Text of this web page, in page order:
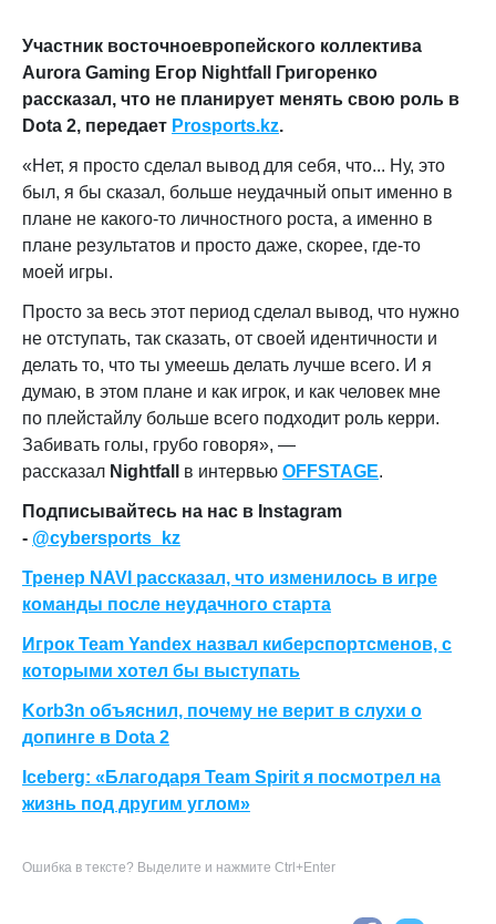
Участник восточноевропейского коллектива
Aurora Gaming Егор Nightfall Григоренко
рассказал, что не планирует менять свою роль в
Dota 2, передает Prosports.kz.
«Нет, я просто сделал вывод для себя, что... Ну, это
был, я бы сказал, больше неудачный опыт именно в
плане не какого-то личностного роста, а именно в
плане результатов и просто даже, скорее, где-то
моей игры.
Просто за весь этот период сделал вывод, что нужно
не отступать, так сказать, от своей идентичности и
делать то, что ты умеешь делать лучше всего. И я
думаю, в этом плане и как игрок, и как человек мне
по плейстайлу больше всего подходит роль керри.
Забивать голы, грубо говоря», —
рассказал Nightfall в интервью OFFSTAGE.
Подписывайтесь на нас в Instagram
- @cybersports_kz
Тренер NAVI рассказал, что изменилось в игре
команды после неудачного старта
Игрок Team Yandex назвал киберспортсменов, с
которыми хотел бы выступать
Korb3n объяснил, почему не верит в слухи о
допинге в Dota 2
Iceberg: «Благодаря Team Spirit я посмотрел на
жизнь под другим углом»
Ошибка в тексте? Выделите и нажмите Ctrl+Enter